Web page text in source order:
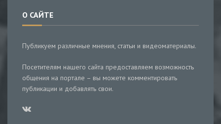
О САЙТЕ
Публикуем различные мнения, статьи и видеоматериалы.
Посетителям нашего сайта предоставляем возможность
общения на портале – вы можете комментировать
публикации и добавлять свои.